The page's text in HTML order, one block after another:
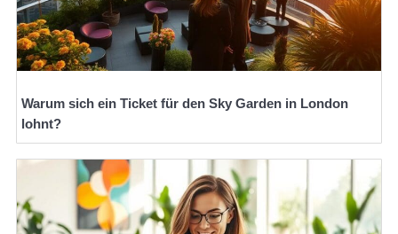
Warum sich ein Ticket für den Sky Garden in London
lohnt?